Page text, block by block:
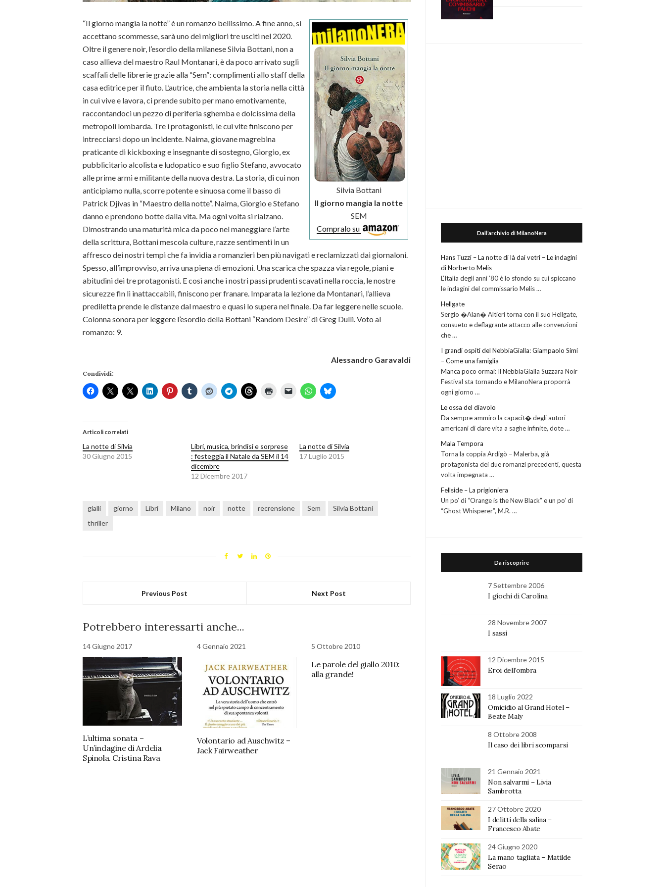
Silvia Bottani
Il giorno mangia la notte
SEM
Compralo su
“Il giorno mangia la notte” è un romanzo bellissimo. A fine anno, si
accettano scommesse, sarà uno dei migliori tre usciti nel 2020.
Oltre il genere noir, l’esordio della milanese Silvia Bottani, non a
caso allieva del maestro Raul Montanari, è da poco arrivato sugli
scaffali delle librerie grazie alla “Sem”: complimenti allo staff della
casa editrice per il fiuto. L’autrice, che ambienta la storia nella città
in cui vive e lavora, ci prende subito per mano emotivamente,
raccontandoci un pezzo di periferia sghemba e dolcissima della
metropoli lombarda. Tre i protagonisti, le cui vite finiscono per
intrecciarsi dopo un incidente. Naima, giovane magrebina
praticante di kickboxing e insegnante di sostegno, Giorgio, ex
pubblicitario alcolista e ludopatico e suo figlio Stefano, avvocato
alle prime armi e militante della nuova destra. La storia, di cui non
anticipiamo nulla, scorre potente e sinuosa come il basso di
Patrick Djivas in “Maestro della notte”. Naima, Giorgio e Stefano
danno e prendono botte dalla vita. Ma ogni volta si rialzano.
Dimostrando una maturità mica da poco nel maneggiare l’arte
della scrittura, Bottani mescola culture, razze sentimenti in un
affresco dei nostri tempi che fa invidia a romanzieri ben più navigati e reclamizzati dai giornaloni.
Spesso, all’improvviso, arriva una piena di emozioni. Una scarica che spazza via regole, piani e
abitudini dei tre protagonisti. E così anche i nostri passi prudenti scavati nella roccia, le nostre
sicurezze fin lì inattaccabili, finiscono per franare. Imparata la lezione da Montanari, l’allieva
prediletta prende le distanze dal maestro e quasi lo supera nel finale. Da far leggere nelle scuole.
Colonna sonora per leggere l’esordio della Bottani “Random Desire” di Greg Dulli. Voto al
romanzo: 9.
Alessandro Garavaldi
Condividi:
Articoli correlati
La notte di Silvia
30 Giugno 2015
Libri, musica, brindisi e sorprese
: festeggia il Natale da SEM il 14
dicembre
12 Dicembre 2017
La notte di Silvia
17 Luglio 2015
gialli giorno Libri Milano noir notte recrensione Sem
Silvia Bottani
thriller
Previous Post Next Post
Potrebbero interessarti anche...
14 Giugno 2017
L’ultima sonata –
Un’indagine di Ardelia
Spinola. Cristina Rava
4 Gennaio 2021
Volontario ad Auschwitz –
Jack Fairweather
5 Ottobre 2010
Le parole del giallo 2010:
alla grande!
Dall’archivio di MilanoNera
Hans Tuzzi – La notte di là dai vetri – Le indagini
di Norberto Melis
L’Italia degli anni ’80 è lo sfondo su cui spiccano
le indagini del commissario Melis …
Hellgate
Sergio �Alan� Altieri torna con il suo Hellgate,
consueto e deflagrante attacco alle convenzioni
che …
I grandi ospiti del NebbiaGialla: Giampaolo Simi
– Come una famiglia
Manca poco ormai: Il NebbiaGialla Suzzara Noir
Festival sta tornando e MilanoNera proporrà
ogni giorno …
Le ossa del diavolo
Da sempre ammiro la capacit� degli autori
americani di dare vita a saghe infinite, dote …
Mala Tempora
Torna la coppia Ardigò – Malerba, già
protagonista dei due romanzi precedenti, questa
volta impegnata …
Fellside – La prigioniera
Un po’ di “Orange is the New Black” e un po’ di
“Ghost Whisperer”, M.R. …
Da riscoprire
7 Settembre 2006
I giochi di Carolina
28 Novembre 2007
I sassi
12 Dicembre 2015
Eroi dell’ombra
18 Luglio 2022
Omicidio al Grand Hotel –
Beate Maly
8 Ottobre 2008
Il caso dei libri scomparsi
21 Gennaio 2021
Non salvarmi – Livia
Sambrotta
27 Ottobre 2020
I delitti della salina –
Francesco Abate
24 Giugno 2020
La mano tagliata – Matilde
Serao